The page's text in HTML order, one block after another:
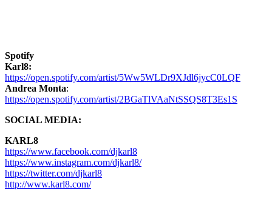
Spotify
Karl8:
https://open.spotify.com/artist/5Ww5WLDr9XJdl6jycC0LQF
Andrea Monta:
https://open.spotify.com/artist/2BGaTlVAaNtSSQS8T3Es1S
SOCIAL MEDIA:
KARL8
https://www.facebook.com/djkarl8
https://www.instagram.com/djkarl8/
https://twitter.com/djkarl8
http://www.karl8.com/